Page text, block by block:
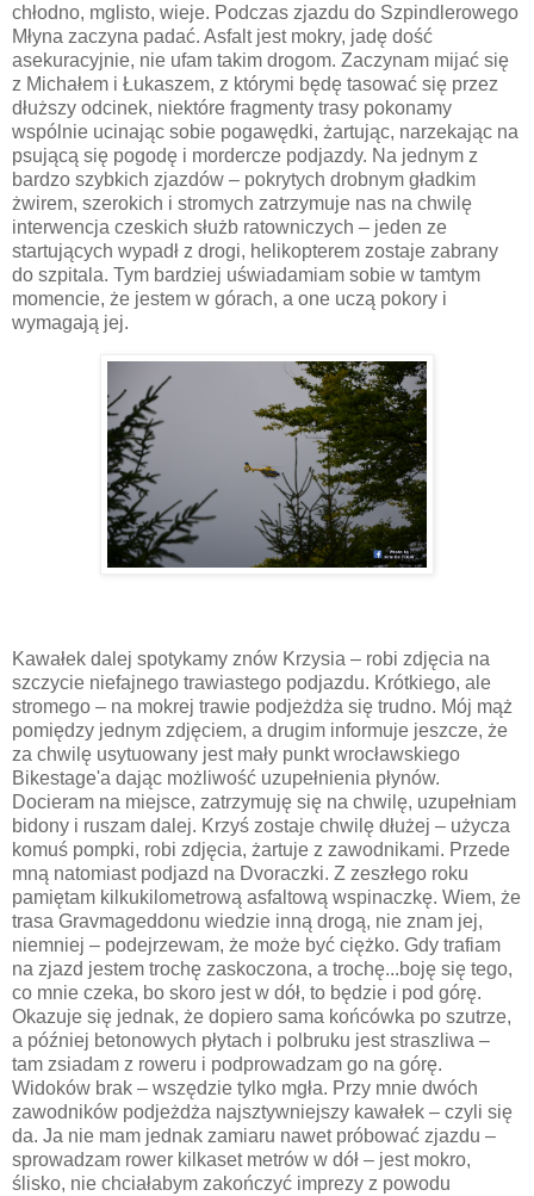
chłodno, mglisto, wieje. Podczas zjazdu do Szpindlerowego
Młyna zaczyna padać. Asfalt jest mokry, jadę dość
asekuracyjnie, nie ufam takim drogom. Zaczynam mijać się
z Michałem i Łukaszem, z którymi będę tasować się przez
dłuższy odcinek, niektóre fragmenty trasy pokonamy
wspólnie ucinając sobie pogawędki, żartując, narzekając na
psującą się pogodę i mordercze podjazdy. Na jednym z
bardzo szybkich zjazdów – pokrytych drobnym gładkim
żwirem, szerokich i stromych zatrzymuje nas na chwilę
interwencja czeskich służb ratowniczych – jeden ze
startujących wypadł z drogi, helikopterem zostaje zabrany
do szpitala. Tym bardziej uświadamiam sobie w tamtym
momencie, że jestem w górach, a one uczą pokory i
wymagają jej.
Kawałek dalej spotykamy znów Krzysia – robi zdjęcia na
szczycie niefajnego trawiastego podjazdu. Krótkiego, ale
stromego – na mokrej trawie podjeżdża się trudno. Mój mąż
pomiędzy jednym zdjęciem, a drugim informuje jeszcze, że
za chwilę usytuowany jest mały punkt wrocławskiego
Bikestage'a dając możliwość uzupełnienia płynów.
Docieram na miejsce, zatrzymuję się na chwilę, uzupełniam
bidony i ruszam dalej. Krzyś zostaje chwilę dłużej – użycza
komuś pompki, robi zdjęcia, żartuje z zawodnikami. Przede
mną natomiast podjazd na Dvoraczki. Z zeszłego roku
pamiętam kilkukilometrową asfaltową wspinaczkę. Wiem, że
trasa Gravmageddonu wiedzie inną drogą, nie znam jej,
niemniej – podejrzewam, że może być ciężko. Gdy trafiam
na zjazd jestem trochę zaskoczona, a trochę...boję się tego,
co mnie czeka, bo skoro jest w dół, to będzie i pod górę.
Okazuje się jednak, że dopiero sama końcówka po szutrze,
a później betonowych płytach i polbruku jest straszliwa –
tam zsiadam z roweru i podprowadzam go na górę.
Widoków brak – wszędzie tylko mgła. Przy mnie dwóch
zawodników podjeżdża najsztywniejszy kawałek – czyli się
da. Ja nie mam jednak zamiaru nawet próbować zjazdu –
sprowadzam rower kilkaset metrów w dół – jest mokro,
ślisko, nie chciałabym zakończyć imprezy z powodu